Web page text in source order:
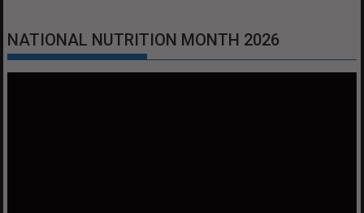
NATIONAL NUTRITION MONTH 2026